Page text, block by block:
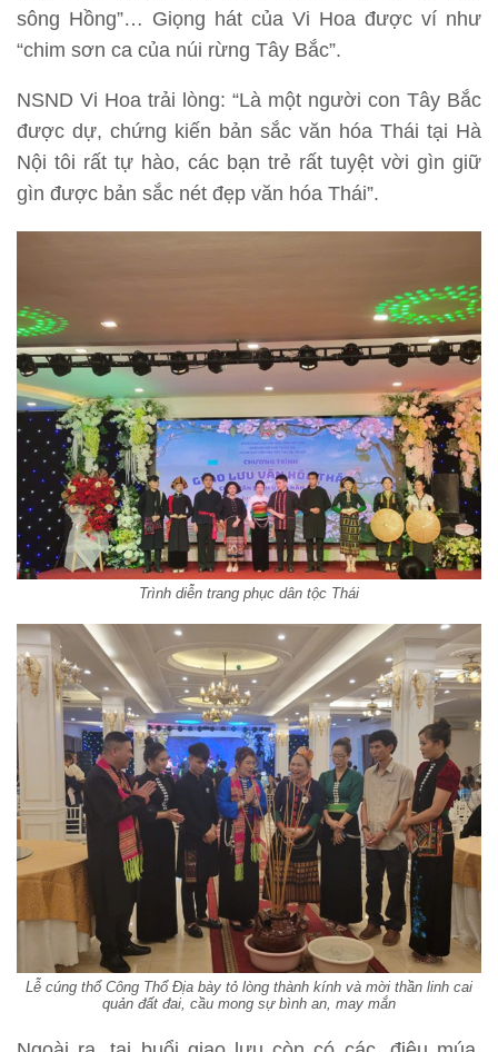
sông Hồng”… Giọng hát của Vi Hoa được ví như
“chim sơn ca của núi rừng Tây Bắc”.
NSND Vi Hoa trải lòng: “Là một người con Tây Bắc
được dự, chứng kiến bản sắc văn hóa Thái tại Hà
Nội tôi rất tự hào, các bạn trẻ rất tuyệt vời gìn giữ
gìn được bản sắc nét đẹp văn hóa Thái”.
Trình diễn trang phục dân tộc Thái
Lễ cúng thổ Công Thổ Địa bày tỏ lòng thành kính và mời thần linh cai
quản đất đai, cầu mong sự bình an, may mắn